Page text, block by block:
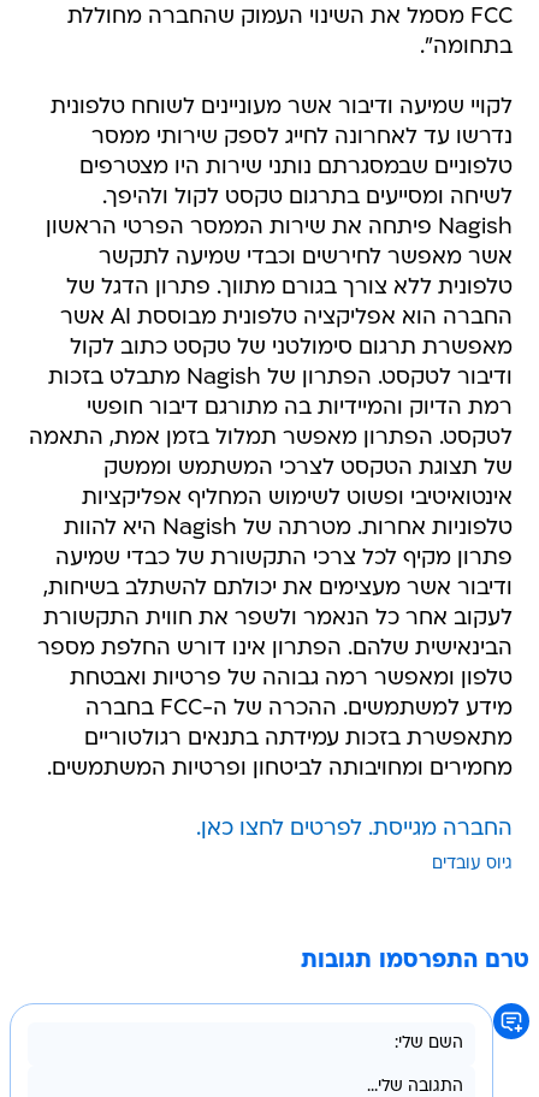
FCC מסמל את השינוי העמוק שהחברה מחוללת
בתחומה".
לקויי שמיעה ודיבור אשר מעוניינים לשוחח טלפונית
נדרשו עד לאחרונה לחייג לספק שירותי ממסר
טלפוניים שבמסגרתם נותני שירות היו מצטרפים
לשיחה ומסייעים בתרגום טקסט לקול ולהיפך.
Nagish פיתחה את שירות הממסר הפרטי הראשון
אשר מאפשר לחירשים וכבדי שמיעה לתקשר
טלפונית ללא צורך בגורם מתווך. פתרון הדגל של
החברה הוא אפליקציה טלפונית מבוססת AI אשר
מאפשרת תרגום סימולטני של טקסט כתוב לקול
ודיבור לטקסט. הפתרון של Nagish מתבלט בזכות
רמת הדיוק והמיידיות בה מתורגם דיבור חופשי
לטקסט. הפתרון מאפשר תמלול בזמן אמת, התאמה
של תצוגת הטקסט לצרכי המשתמש וממשק
אינטואיטיבי ופשוט לשימוש המחליף אפליקציות
טלפוניות אחרות. מטרתה של Nagish היא להוות
פתרון מקיף לכל צרכי התקשורת של כבדי שמיעה
ודיבור אשר מעצימים את יכולתם להשתלב בשיחות,
לעקוב אחר כל הנאמר ולשפר את חווית התקשורת
הבינאישית שלהם. הפתרון אינו דורש החלפת מספר
טלפון ומאפשר רמה גבוהה של פרטיות ואבטחת
מידע למשתמשים. ההכרה של ה-FCC בחברה
מתאפשרת בזכות עמידתה בתנאים רגולטוריים
מחמירים ומחויבותה לביטחון ופרטיות המשתמשים.
החברה מגייסת. לפרטים לחצו כאן.
גיוס עובדים
טרם התפרסמו תגובות